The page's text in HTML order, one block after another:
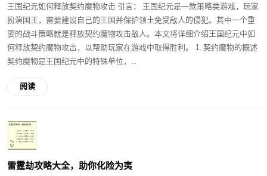
王国纪元如何释放契约魔物攻击 引言： 王国纪元是一款策略类游戏，玩家
扮演国王，需要建设自己的王国并保护领土免受敌人的侵犯。其中一个重
要的战斗策略就是释放契约魔物攻击敌人。本文将详细介绍王国纪元中如
何释放契约魔物攻击，以帮助玩家在游戏中取得胜利。 1. 契约魔物的概述
契约魔物是王国纪元中的特殊单位，...
阅读
雷霆劫攻略大全，助你化险为夷